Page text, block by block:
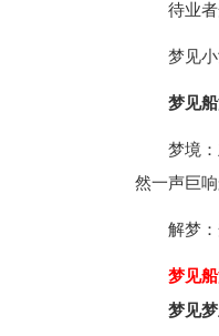
待业
梦见
梦见
梦境
然一声巨
解梦
梦见船
梦见